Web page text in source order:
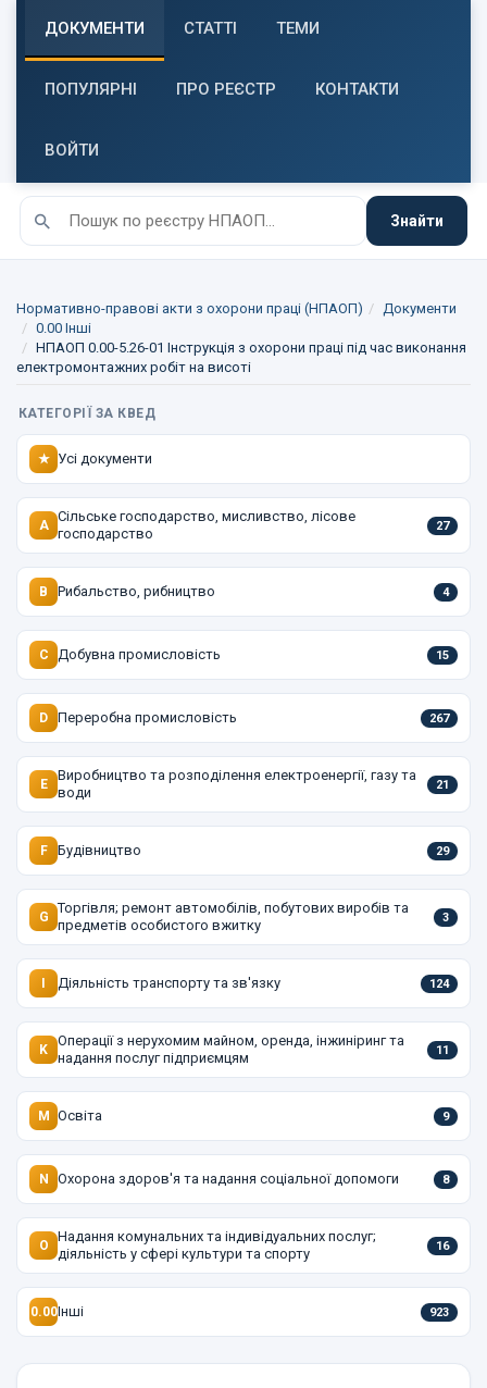
ДОКУМЕНТИ СТАТТІ ТЕМИ
ПОПУЛЯРНІ ПРО РЕЄСТР КОНТАКТИ
ВОЙТИ
Знайти
Нормативно-правові акти з охорони праці (НПАОП)
Документи
0.00 Інші
НПАОП 0.00-5.26-01 Інструкція з охорони праці під час виконання
електромонтажних робіт на висоті
КАТЕГОРІЇ ЗА КВЕД
★ Усі документи
A
Сільське господарство, мисливство, лісове
господарство
27
B Рибальство, рибництво 4
C Добувна промисловість 15
D Переробна промисловість 267
E
Виробництво та розподілення електроенергії, газу та
води
21
F Будівництво 29
G
Торгівля; ремонт автомобілів, побутових виробів та
предметів особистого вжитку
3
I Діяльність транспорту та зв'язку 124
K
Операції з нерухомим майном, оренда, інжиніринг та
надання послуг підприємцям
11
M Освіта 9
N Охорона здоров'я та надання соціальної допомоги 8
O
Надання комунальних та індивідуальних послуг;
діяльність у сфері культури та спорту
16
0.00Інші 923